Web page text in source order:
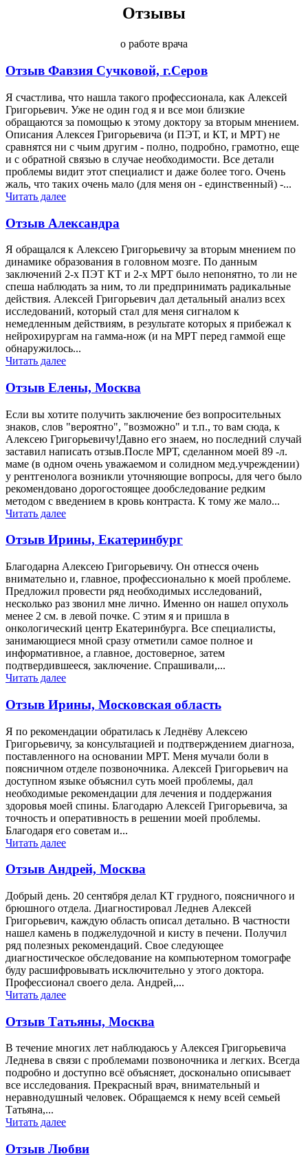
Отзывы
о работе врача
Отзыв Фавзия Сучковой, г.Серов
Я счастлива, что нашла такого профессионала, как Алексей
Григорьевич. Уже не один год я и все мои близкие
обращаются за помощью к этому доктору за вторым мнением.
Описания Алексея Григорьевича (и ПЭТ, и КТ, и МРТ) не
сравнятся ни с чьим другим - полно, подробно, грамотно, еще
и с обратной связью в случае необходимости. Все детали
проблемы видит этот специалист и даже более того. Очень
жаль, что таких очень мало (для меня он - единственный) -...
Читать далее
Отзыв Александра
Я обращался к Алексею Григорьевичу за вторым мнением по
динамике образования в головном мозге. По данным
заключений 2-х ПЭТ КТ и 2-х МРТ было непонятно, то ли не
спеша наблюдать за ним, то ли предпринимать радикальные
действия. Алексей Григорьевич дал детальный анализ всех
исследований, который стал для меня сигналом к
немедленным действиям, в результате которых я прибежал к
нейрохирургам на гамма-нож (и на МРТ перед гаммой еще
обнаружилось...
Читать далее
Отзыв Елены, Москва
Если вы хотите получить заключение без вопросительных
знаков, слов "вероятно", "возможно" и т.п., то вам сюда, к
Алексею Григорьевичу!Давно его знаем, но последний случай
заставил написать отзыв.После МРТ, сделанном моей 89 -л.
маме (в одном очень уважаемом и солидном мед.учреждении)
у рентгенолога возникли уточняющие вопросы, для чего было
рекомендовано дорогостоящее дообследование редким
методом с введением в кровь контраста. К тому же мало...
Читать далее
Отзыв Ирины, Екатеринбург
Благодарна Алексею Григорьевичу. Он отнесся очень
внимательно и, главное, профессионально к моей проблеме.
Предложил провести ряд необходимых исследований,
несколько раз звонил мне лично. Именно он нашел опухоль
менее 2 см. в левой почке. С этим я и пришла в
онкологический центр Екатеринбурга. Все специалисты,
занимающиеся мной сразу отметили самое полное и
информативное, а главное, достоверное, затем
подтвердившееся, заключение. Спрашивали,...
Читать далее
Отзыв Ирины, Московская область
Я по рекомендации обратилась к Леднёву Алексею
Григорьевичу, за консультацией и подтверждением диагноза,
поставленного на основании МРТ. Меня мучали боли в
поясничном отделе позвоночника. Алексей Григорьевич на
доступном языке объяснил суть моей проблемы, дал
необходимые рекомендации для лечения и поддержания
здоровья моей спины. Благодарю Алексей Григорьевича, за
точность и оперативность в решении моей проблемы.
Благодаря его советам и...
Читать далее
Отзыв Андрей, Москва
Добрый день. 20 сентября делал КТ грудного, поясничного и
брюшного отдела. Диагностировал Леднев Алексей
Григорьевич, каждую область описал детально. В частности
нашел камень в поджелудочной и кисту в печени. Получил
ряд полезных рекомендаций. Свое следующее
диагностическое обследование на компьютерном томографе
буду расшифровывать исключительно у этого доктора.
Профессионал своего дела. Андрей,...
Читать далее
Отзыв Татьяны, Москва
В течение многих лет наблюдаюсь у Алексея Григорьевича
Леднева в связи с проблемами позвоночника и легких. Всегда
подробно и доступно всё объясняет, досконально описывает
все исследования. Прекрасный врач, внимательный и
неравнодушный человек. Обращаемся к нему всей семьей
Татьяна,...
Читать далее
Отзыв Любви